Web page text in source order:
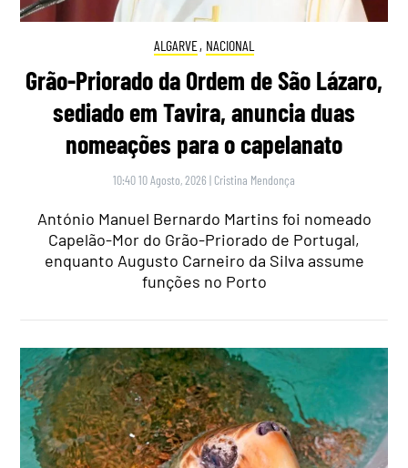
ALGARVE, NACIONAL
Grão-Priorado da Ordem de São Lázaro,
sediado em Tavira, anuncia duas
nomeações para o capelanato
10:40 10 Agosto, 2026 | Cristina Mendonça
António Manuel Bernardo Martins foi nomeado
Capelão-Mor do Grão-Priorado de Portugal,
enquanto Augusto Carneiro da Silva assume
funções no Porto